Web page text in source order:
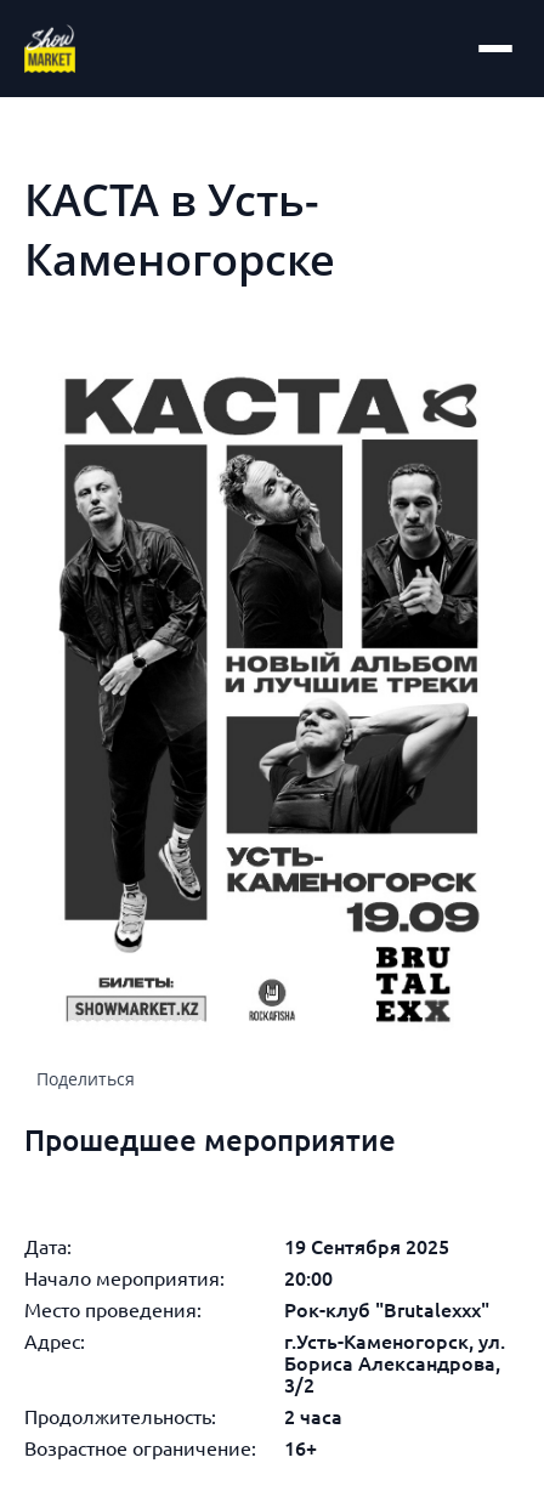
КАСТА в Усть-
Каменогорске
Поделиться
Прошедшее мероприятие
Дата:
19 Сентября 2025
Начало мероприятия:
20:00
Место проведения:
Рок-клуб "Brutalexxx"
Адрес:
г.Усть-Каменогорск, ул.
Бориса Александрова,
3/2
Продолжительность:
2 часа
Возрастное ограничение:
16+